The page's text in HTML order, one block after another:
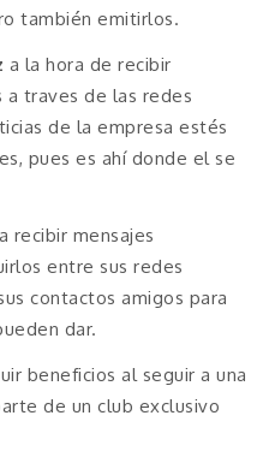
también emitirlos.
a la hora de recibir
a traves de las redes
de la empresa estés
pues es ahí donde el se
recibir mensajes
entre sus redes
contactos amigos para
dar.
beneficios al seguir a una
de un club exclusivo